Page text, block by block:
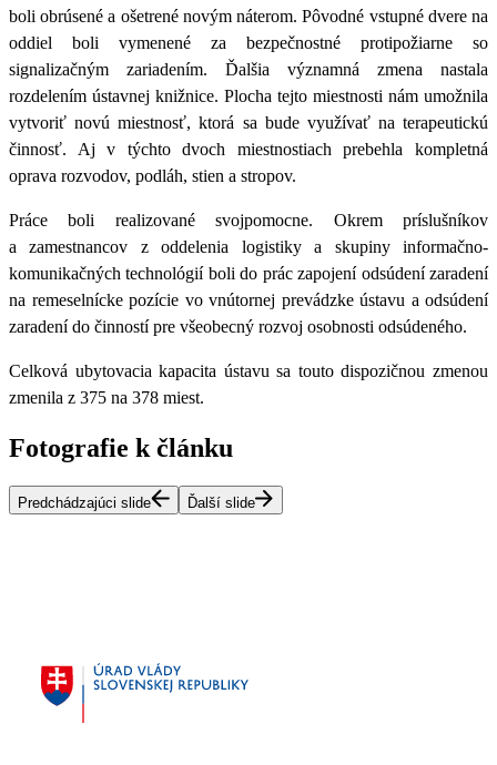
boli obrúsené a ošetrené novým náterom. Pôvodné vstupné dvere na
oddiel boli vymenené za bezpečnostné protipožiarne so
signalizačným zariadením. Ďalšia významná zmena nastala
rozdelením ústavnej knižnice. Plocha tejto miestnosti nám umožnila
vytvoriť novú miestnosť, ktorá sa bude využívať na terapeutickú
činnosť. Aj v týchto dvoch miestnostiach prebehla kompletná
oprava rozvodov, podláh, stien a stropov.
Práce boli realizované svojpomocne. Okrem príslušníkov
a zamestnancov z oddelenia logistiky a skupiny informačno-
komunikačných technológií boli do prác zapojení odsúdení zaradení
na remeselnícke pozície vo vnútornej prevádzke ústavu a odsúdení
zaradení do činností pre všeobecný rozvoj osobnosti odsúdeného.
Celková ubytovacia kapacita ústavu sa toutodispozičnou zmenou
zmenila z 375 na 378 miest.
Fotografie k článku
Predchádzajúci slide Ďalší slide